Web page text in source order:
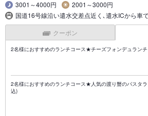
3001～4000円
2001～3000円
国道16号線沿い遣水交差点近く､遣水ICから車
クーポン
2名様におすすめのランチコース★チーズフォンデュラン
2名様におすすめのランチコース★人気の渡り蟹のパスタ
込)